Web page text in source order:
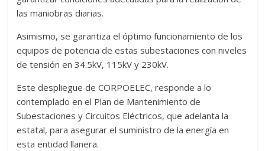
las maniobras diarias.
Asimismo, se garantiza el óptimo funcionamiento de los
equipos de potencia de estas subestaciones con niveles
de tensión en 34.5kV, 115kV y 230kV.
Este despliegue de CORPOELEC, responde a lo
contemplado en el Plan de Mantenimiento de
Subestaciones y Circuitos Eléctricos, que adelanta la
estatal, para asegurar el suministro de la energía en
esta entidad llanera.